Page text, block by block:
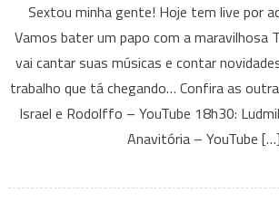
Vittar,
Ludmilla,
Tamara
Franklin;
confira
Sextou minha gente! Hoje tem live por
Vamos bater um papo com a maravilhosa
vai cantar suas músicas e contar
trabalho que tá chegando… Confira as
Israel e Rodolffo – YouTube 18h30:
Anavitória – YouTube […]